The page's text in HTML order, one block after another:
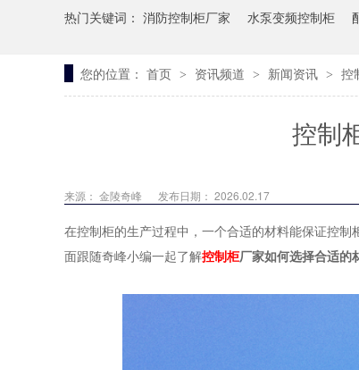
热门关键词： 消防控制柜厂家 水泵变频控制柜
您的位置： 首页 > 资讯频道 > 新闻资讯 > 控
控制
来源： 金陵奇峰 发布日期： 2026.02.17
在控制柜的生产过程中，一个合适的材料能保证控
面跟随奇峰小编一起了解控制柜厂家如何选择合适的